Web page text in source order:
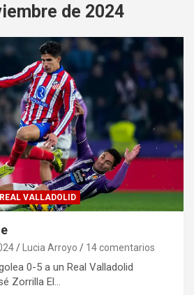
de 2024
REAL VALLADOLID
Lucia Arroyo 14 comentarios
0-5 a un Real Valladolid
Zorrilla El…